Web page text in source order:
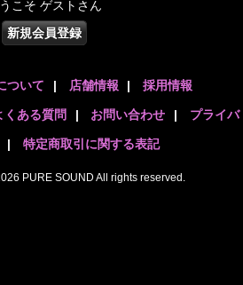
こそ ゲストさん
新規会員登録
ついて | 店舗情報 | 採用情報
くある質問 | お問い合わせ | プライバ
| 特定商取引に関する表記
PURE SOUND All rights reserved.